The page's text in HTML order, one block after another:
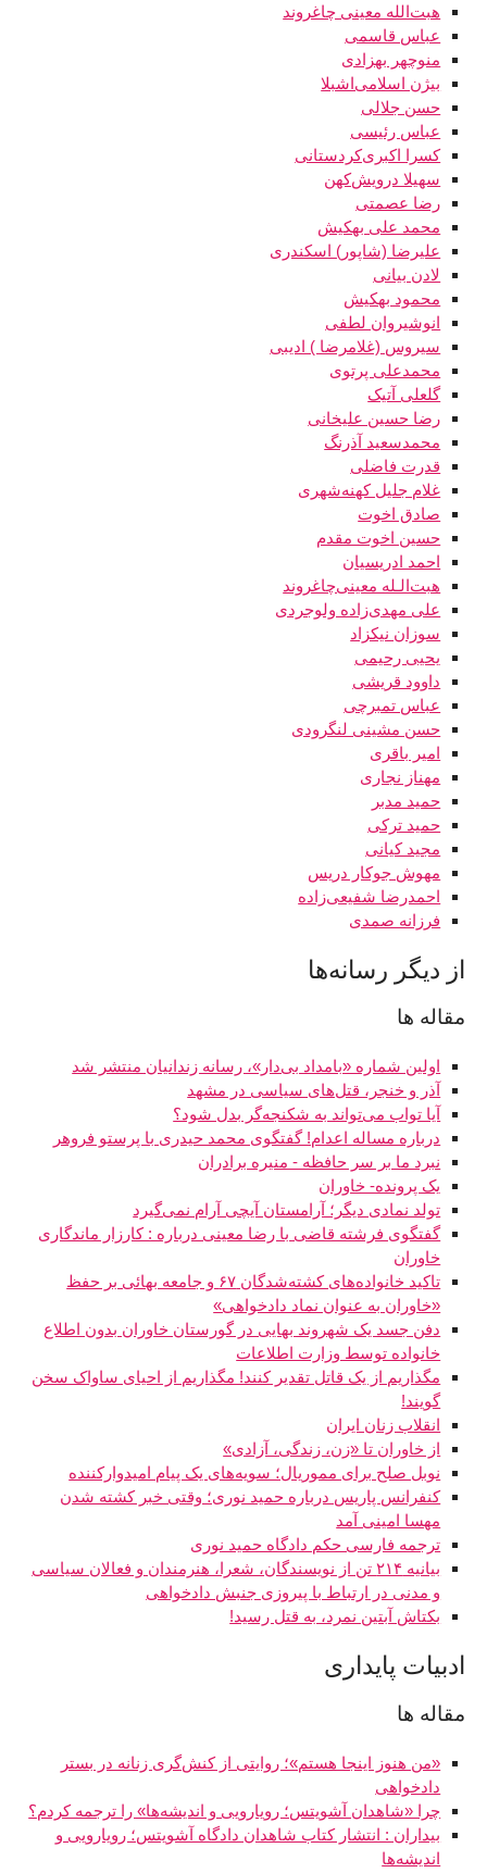
هبت‌ الله معینی چاغروند
عباس قاسمی‌
منوچهر بهزادی
بیژن اسلامی‌اشبلا
حسن جلالی
عباس رئیسی
کسرا اکبری‌کردستانی
سهیلا درویش‌کهن
رضا عصمتی
محمد علی بهکیش
علی رضا (شاپور) اسکندری
لادن بیانی
محمود بهکیش
انوشیروان لطفی
سیروس (غلامرضا ) ادیبی
محمدعلی پرتوی
گلعلی آتیک
رضا حسین علیخانی
محمدسعید آذرنگ
قدرت فاضلی
غلام جلیل کهنه‌شهری
صادق اخوت
حسین اخوت مقدم
احمد ادریسیان
هبت‌الـله معینی‌چاغروند
علی مهدی‌زاده‌ ولوجردی
سوزان نیکزاد
یحیی رحیمی
داوود قریشی
عباس تمبرچی
حسن مشینی لنگرودی
امیر باقری
مهناز نجاری
حمید مدبر
حمید ترکی
مجید کیانی
مهوش جوکار دریس
احمدرضا شفیعی‌زاده
فرزانه صمدی
از دیگر رسانه‌ها
مقاله ها
اولین شماره «بامداد بی‌دار»، رسانه زندانیان منتشر شد
آذر و خنجر، قتل‌های سیاسی در مشهد
آیا تواب می‌تواند به شکنجه‌گر بدل شود؟
درباره مساله اعدام! گفتگوی محمد حیدری با پرستو فروهر
نبرد ما بر سر حافظه - منیره برادران
یک پرونده- خاوران
تولد نمادی دیگر؛ آرامستان آیچی آرام نمی‌گیرد
گفتگوی فرشته قاضی با رضا معینی درباره : کارزار ماندگاری
خاوران
تاکید خانواده‌های کشته‌شدگان ۶۷ و جامعه بهائی بر حفظ
«خاوران به عنوان نماد دادخواهی»
دفن جسد یک شهروند بهایی در گورستان خاوران بدون اطلاع
خانواده توسط وزارت اطلاعات
مگذاریم از یک قاتل تقدیر ‌کنند! مگذاریم از احیای ساواک سخن
‌گویند!
انقلاب زنان ایران
از خاوران تا «زن، زندگی، آزادی»
نوبل صلح برای مموریال؛ سویه‌های یک پیام امیدوارکننده
کنفرانس پاریس درباره حمید نوری؛ وقتی خبر کشته شدن
مهسا امینی آمد
ترجمه فارسی حکم دادگاه حمید نوری
بیانیه ۲۱۴ تن از نویسندگان، شعرا، هنرمندان و فعالان سیاسی
و مدنی در ارتباط با پیروزی جنبش دادخواهی
بکتاش آبتین نمرد، به قتل رسید!
ادبيات پايداری
مقاله ها
«من هنوز اینجا هستم»؛ روایتی از کنش‌گری زنانه در بستر
دادخواهی
چرا «شاهدان آشویتس؛ رویارویی و اندیشه‌ها» را ترجمه کردم؟
بیداران : انتشار کتاب شاهدان دادگاه آشویتس؛ رویارویی و
اندیشه‌ها